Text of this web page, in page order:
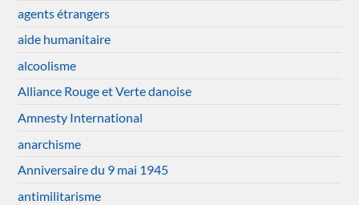
agents étrangers
aide humanitaire
alcoolisme
Alliance Rouge et Verte danoise
Amnesty International
anarchisme
Anniversaire du 9 mai 1945
antimilitarisme